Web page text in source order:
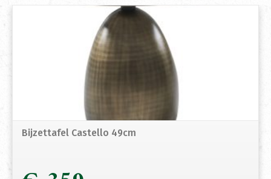
Bijzettafel Castello 49cm